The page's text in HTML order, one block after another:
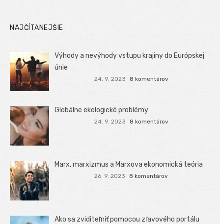
NAJČÍTANEJŠIE
Výhody a nevýhody vstupu krajiny do Európskej
únie
24. 9. 2023 8 komentárov
Globálne ekologické problémy
24. 9. 2023 8 komentárov
Marx, marxizmus a Marxova ekonomická teória
26. 9. 2023 8 komentárov
Ako sa zviditeľniť pomocou zľavového portálu